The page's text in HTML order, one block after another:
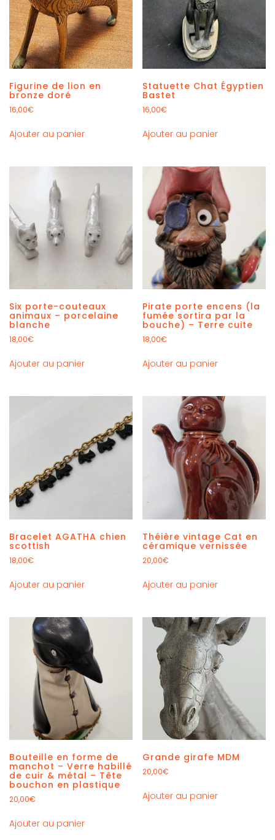
Figurine de lion en
bronze doré
16,00€
Ajouter au panier
Statuette Chat Égyptien
Bastet
16,00€
Ajouter au panier
Six porte-couteaux
animaux – porcelaine
blanche
18,00€
Ajouter au panier
Pirate porte encens (la
fumée sortira par la
bouche) – Terre cuite
18,00€
Ajouter au panier
Bracelet AGATHA chien
scottish
18,00€
Ajouter au panier
Théière vintage Cat en
céramique vernissée
20,00€
Ajouter au panier
Bouteille en forme de
manchot – Verre habillé
de cuir & métal – Tête
bouchon en plastique
20,00€
Ajouter au panier
Grande girafe MDM
20,00€
Ajouter au panier